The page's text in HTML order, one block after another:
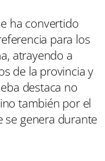
ha convertido
para los
atrayendo a
de la provincia y
destaca no
también por el
genera durante